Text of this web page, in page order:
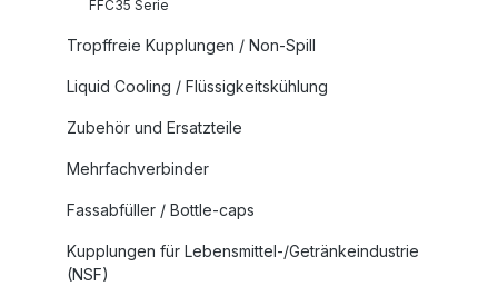
FFC35 Serie
Tropffreie Kupplungen / Non-Spill
Liquid Cooling / Flüssigkeitskühlung
Zubehör und Ersatzteile
Mehrfachverbinder
Fassabfüller / Bottle-caps
Kupplungen für Lebensmittel-/Getränkeindustrie
(NSF)